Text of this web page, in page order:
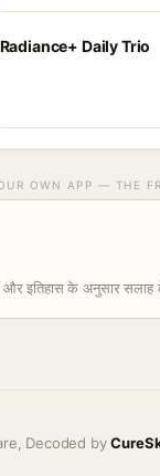
Radiance+ Daily Trio
OWN APP — THE
इतिहास के अनुसार सलाह
Decoded by